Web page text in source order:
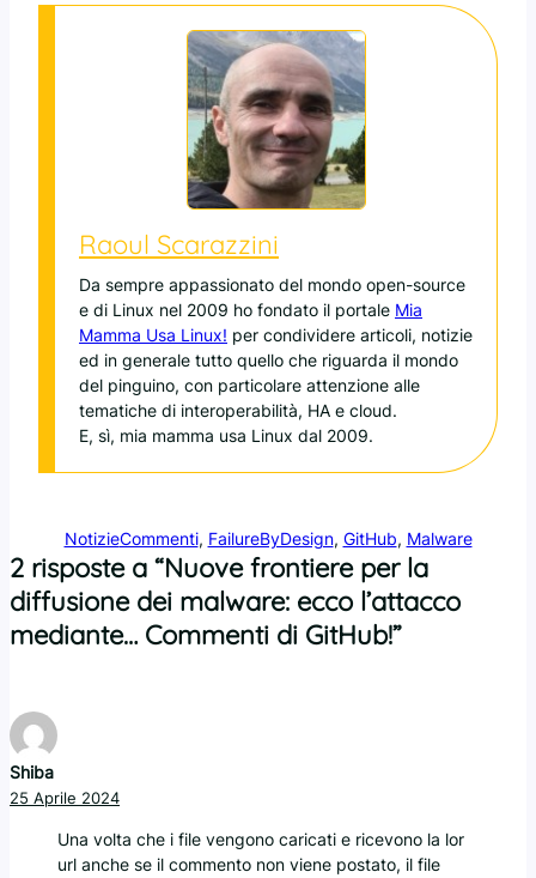
Raoul Scarazzini
Da sempre appassionato del mondo open-source
e di Linux nel 2009 ho fondato il portale Mia
Mamma Usa Linux! per condividere articoli, notizie
ed in generale tutto quello che riguarda il mondo
del pinguino, con particolare attenzione alle
tematiche di interoperabilità, HA e cloud.
E, sì, mia mamma usa Linux dal 2009.
NotizieCommenti, FailureByDesign, GitHub, Malware
2 risposte a “Nuove frontiere per la
diffusione dei malware: ecco l’attacco
mediante… Commenti di GitHub!”
Shiba
25 Aprile 2024
Una volta che i file vengono caricati e ricevono la lor
url anche se il commento non viene postato, il file